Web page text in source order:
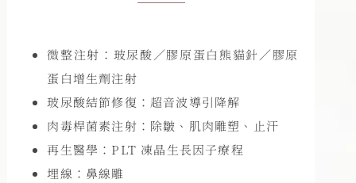
微整注射：玻尿酸／膠原蛋白熊貓針／膠原
蛋白增生劑注射
玻尿酸結節修復：超音波導引降解
肉毒桿菌素注射：除皺、肌肉雕塑、止汗
再生醫學：PLT 凍晶生長因子療程
埋線：鼻線雕